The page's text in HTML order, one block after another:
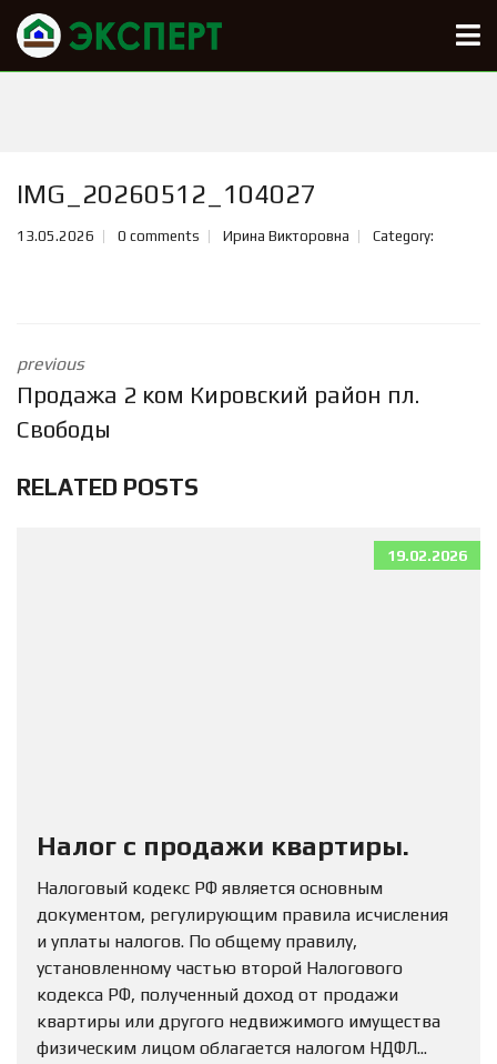
IMG_20260512_104027
13.05.2026 0 comments Ирина Викторовна Category:
previous
Продажа 2 ком Кировский район пл.
Свободы
RELATED POSTS
19.02.2026
Налог с продажи квартиры.
Налоговый кодекс РФ является основным
документом, регулирующим правила исчисления
и уплаты налогов. По общему правилу,
установленному частью второй Налогового
кодекса РФ, полученный доход от продажи
квартиры или другого недвижимого имущества
физическим лицом облагается налогом НДФЛ...